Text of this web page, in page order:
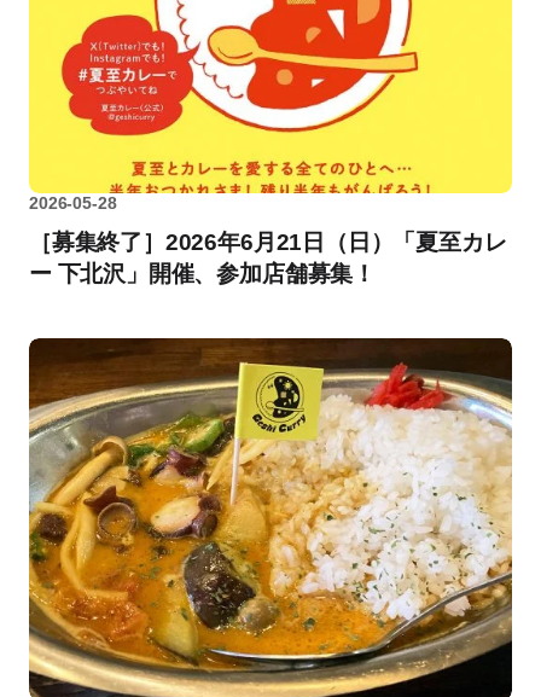
2026-05-28
［募集終了］2026年6月21日（日）「夏至カレ
ー 下北沢」開催、参加店舗募集！